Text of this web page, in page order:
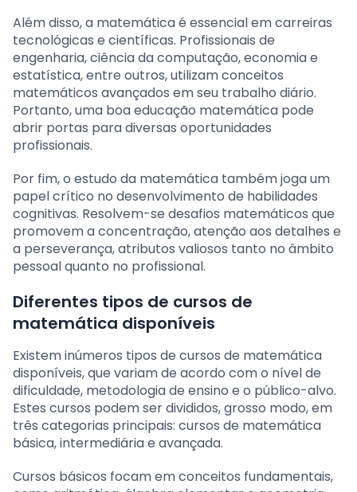
Além disso, a matemática é essencial em carreiras
tecnológicas e científicas. Profissionais de
engenharia, ciência da computação, economia e
estatística, entre outros, utilizam conceitos
matemáticos avançados em seu trabalho diário.
Portanto, uma boa educação matemática pode
abrir portas para diversas oportunidades
profissionais.
Por fim, o estudo da matemática também joga um
papel crítico no desenvolvimento de habilidades
cognitivas. Resolvem-se desafios matemáticos que
promovem a concentração, atenção aos detalhes e
a perseverança, atributos valiosos tanto no âmbito
pessoal quanto no profissional.
Diferentes tipos de cursos de
matemática disponíveis
Existem inúmeros tipos de cursos de matemática
disponíveis, que variam de acordo com o nível de
dificuldade, metodologia de ensino e o público-alvo.
Estes cursos podem ser divididos, grosso modo, em
três categorias principais: cursos de matemática
básica, intermediária e avançada.
Cursos básicos focam em conceitos fundamentais,